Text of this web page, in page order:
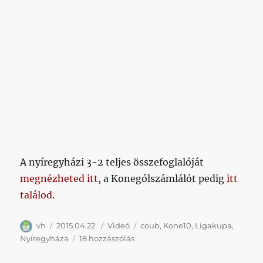
A nyíregyházi 3-2 teljes összefoglalóját
megnézheted itt, a Konególszámlálót pedigitt
találod.
Szerző
vh Közzétéve
2015.04.22. Kategória
Videó Címke
coub, Kone10, Ligakupa,
Nyíregyháza
18 hozzászólásNézegess